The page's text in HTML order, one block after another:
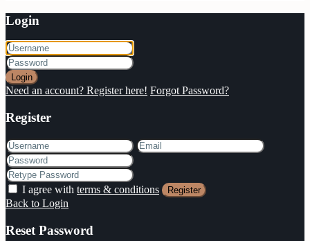
Login
Login
Need an account? Register here! Forgot Password?
Register
I agree with terms & conditions Register
Back to Login
Reset Password